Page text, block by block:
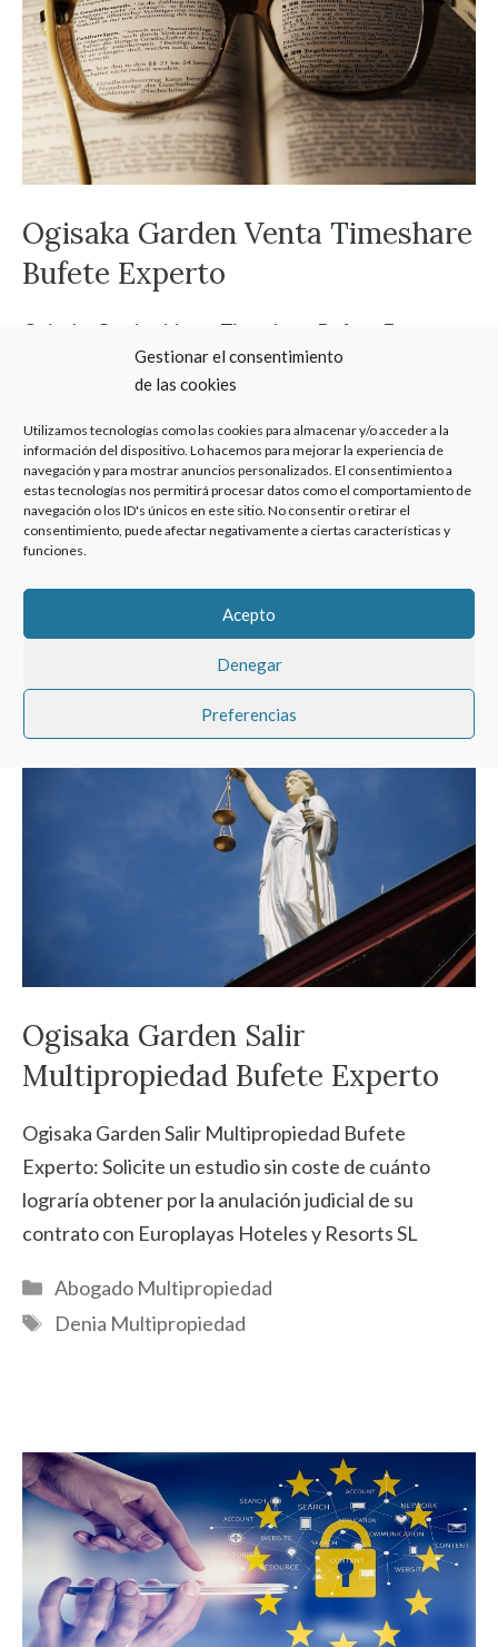
Gestionar el consentimiento
de las cookies
Utilizamos tecnologías como las cookies para almacenar y/o acceder a la
información del dispositivo. Lo hacemos para mejorar la experiencia de
navegación y para mostrar anuncios personalizados. El consentimiento a
estas tecnologías nos permitirá procesar datos como el comportamiento de
navegación o los ID's únicos en este sitio. No consentir o retirar el
consentimiento, puede afectar negativamente a ciertas características y
funciones.
Acepto
Denegar
Preferencias
Ogisaka Garden Venta Timeshare
Bufete Experto
Ogisaka Garden Venta Timeshare Bufete Experto:
Pídanos un estudio sin coste de la cantidad que
lograría recuperar por la nulidad de su
multipropiedad comprada a Europlayas Hoteles y
Resorts SL
Categorías
Abogado Multipropiedad
Etiquetas
Denia Multipropiedad
Ogisaka Garden Salir
Multipropiedad Bufete Experto
Ogisaka Garden Salir Multipropiedad Bufete
Experto: Solicite un estudio sin coste de cuánto
lograría obtener por la anulación judicial de su
contrato con Europlayas Hoteles y Resorts SL
Categorías
Abogado Multipropiedad
Etiquetas
Denia Multipropiedad